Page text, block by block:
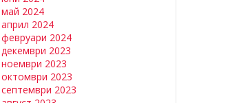
май 2024
април 2024
февруари 2024
декември 2023
ноември 2023
октомври 2023
септември 2023